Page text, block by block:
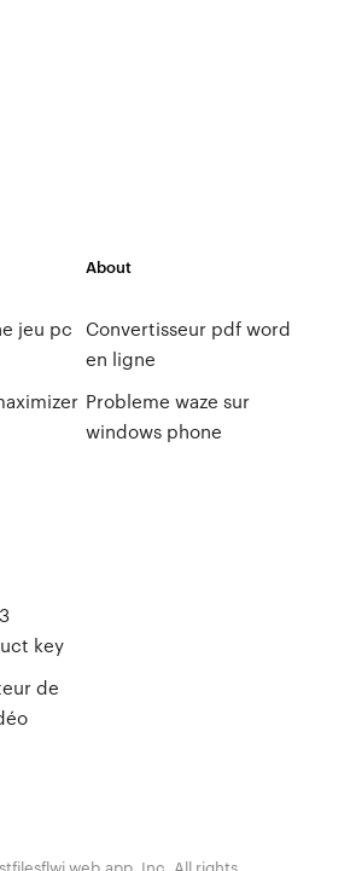
jeu pc
About
Convertisseur pdf word
en ligne
Probleme waze sur
windows phone
key
de
Inc. All rights